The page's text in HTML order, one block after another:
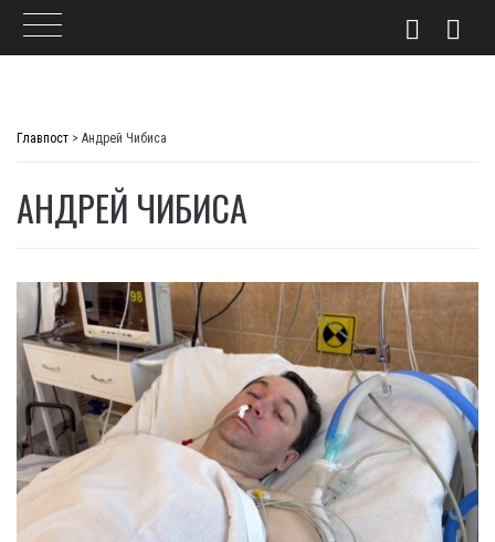
Главпост > Андрей Чибиса
АНДРЕЙ ЧИБИСА